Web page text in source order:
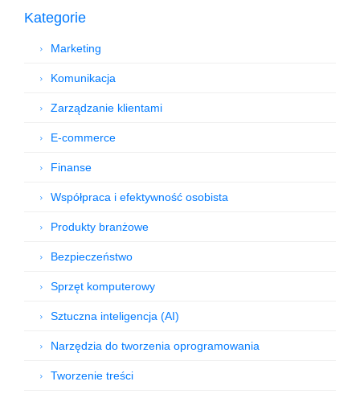
Kategorie
Marketing
Komunikacja
Zarządzanie klientami
E-commerce
Finanse
Współpraca i efektywność osobista
Produkty branżowe
Bezpieczeństwo
Sprzęt komputerowy
Sztuczna inteligencja (AI)
Narzędzia do tworzenia oprogramowania
Tworzenie treści